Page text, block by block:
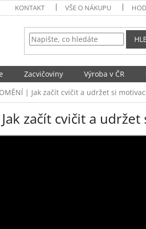
KONTAKT VŠE O NÁKUPU
Zacvičoviny Výroba v ČR
| Jak začít cvičit a udržet si
začít cvičit a